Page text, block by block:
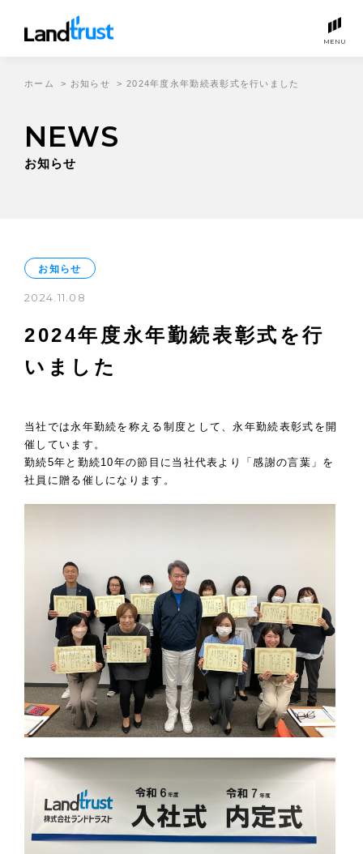
MENU
NEWS
お知らせ
ホーム > お知らせ > 2024年度永年勤続表彰式を行いました
お知らせ
2024.11.08
2024年度永年勤続表彰式を行
いました
当社では永年勤続を称える制度として、永年勤続表彰式を開
催しています。
勤続5年と勤続10年の節目に当社代表より「感謝の言葉」を
社員に贈る催しになります。